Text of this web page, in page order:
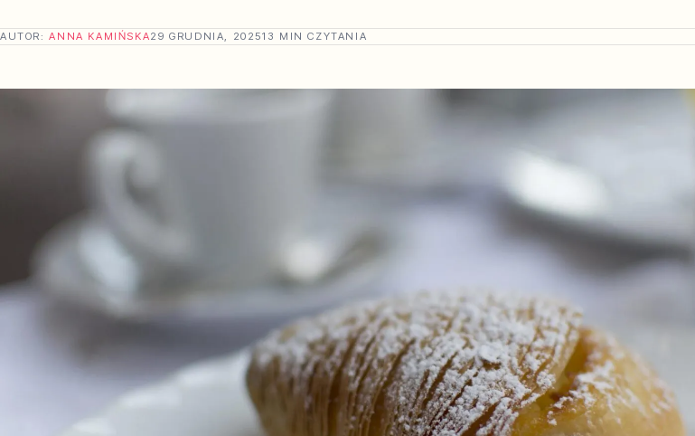
AUTOR:ANNA KAMIŃSKA29 GRUDNIA, 202513 MIN CZYTANIA